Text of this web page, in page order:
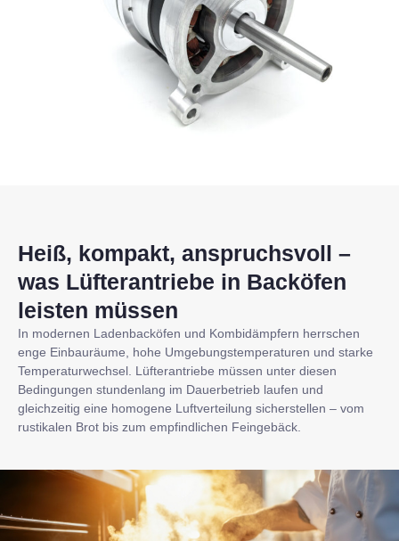
Heiß, kompakt, anspruchsvoll –
was Lüfterantriebe in Backöfen
leisten müssen
In modernen Ladenbacköfen und Kombidämpfern herrschen
enge Einbauräume, hohe Umgebungstemperaturen und starke
Temperaturwechsel. Lüfterantriebe müssen unter diesen
Bedingungen stundenlang im Dauerbetrieb laufen und
gleichzeitig eine homogene Luftverteilung sicherstellen – vom
rustikalen Brot bis zum empfindlichen Feingebäck.